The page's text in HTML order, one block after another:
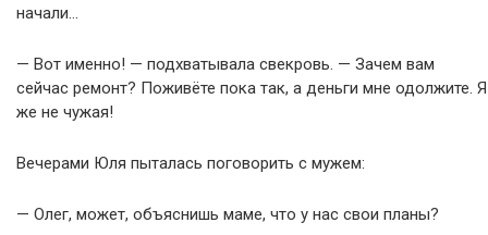
начали…
— Вот именно! — подхватывала свекровь. — Зачем вам
сейчас ремонт? Поживёте пока так, а деньги мне одолжите. Я
же не чужая!
Вечерами Юля пыталась поговорить с мужем:
— Олег, может, объяснишь маме, что у нас свои планы?